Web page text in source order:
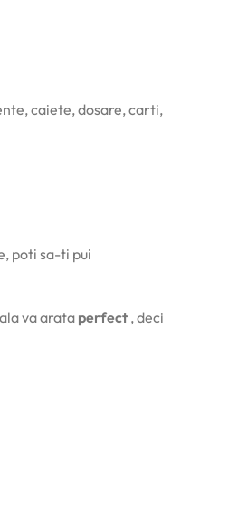
caiete, dosare, carti,
poti sa-ti pui
va arata perfect , deci